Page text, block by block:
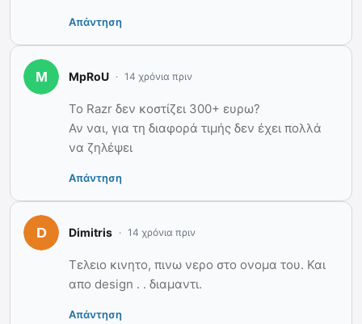
Απάντηση
MpRoU 14 χρόνια πριν
Το Razr δεν κοστίζει 300+ ευρω?
Αν ναι, για τη διαφορά τιμής δεν έχει πολλά
να ζηλέψει
Απάντηση
Dimitris 14 χρόνια πριν
Τελειο κινητο, πινω νερο στο ονομα του. Και
απο design . . διαμαντι.
Απάντηση